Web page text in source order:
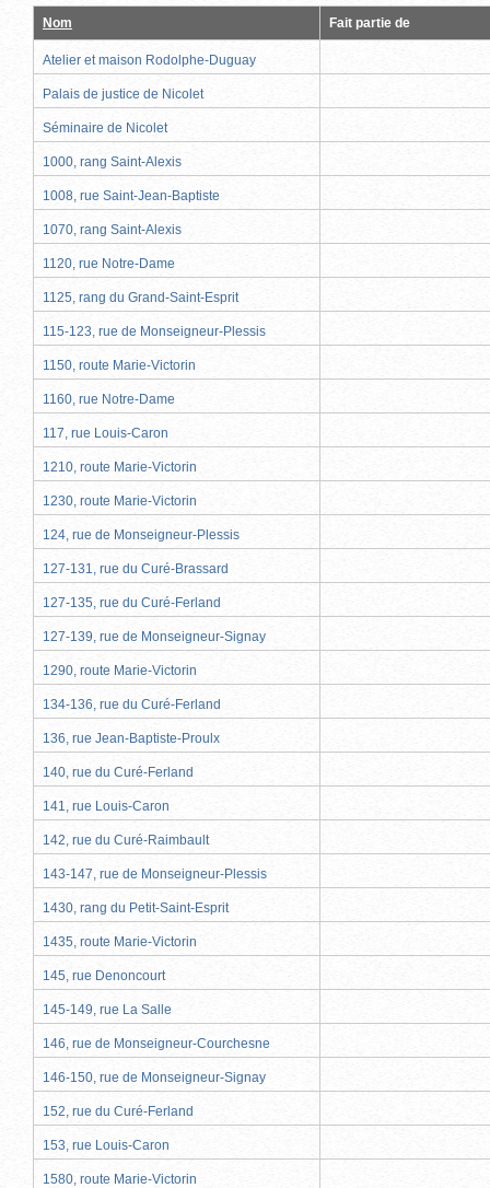
Nom Fait partie de
Atelier et maison Rodolphe-Duguay
Palais de justice de Nicolet
Séminaire de Nicolet
1000, rang Saint-Alexis
1008, rue Saint-Jean-Baptiste
1070, rang Saint-Alexis
1120, rue Notre-Dame
1125, rang du Grand-Saint-Esprit
115-123, rue de Monseigneur-Plessis
1150, route Marie-Victorin
1160, rue Notre-Dame
117, rue Louis-Caron
1210, route Marie-Victorin
1230, route Marie-Victorin
124, rue de Monseigneur-Plessis
127-131, rue du Curé-Brassard
127-135, rue du Curé-Ferland
127-139, rue de Monseigneur-Signay
1290, route Marie-Victorin
134-136, rue du Curé-Ferland
136, rue Jean-Baptiste-Proulx
140, rue du Curé-Ferland
141, rue Louis-Caron
142, rue du Curé-Raimbault
143-147, rue de Monseigneur-Plessis
1430, rang du Petit-Saint-Esprit
1435, route Marie-Victorin
145, rue Denoncourt
145-149, rue La Salle
146, rue de Monseigneur-Courchesne
146-150, rue de Monseigneur-Signay
152, rue du Curé-Ferland
153, rue Louis-Caron
1580, route Marie-Victorin